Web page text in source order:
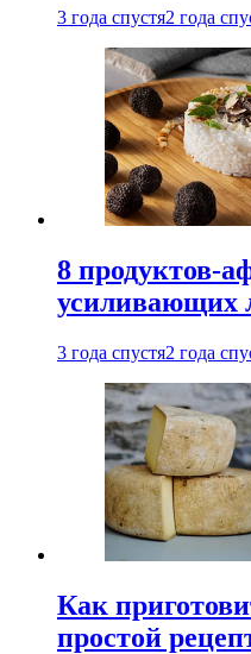
3 года спустя2 года
8 продуктов-
усиливающих
3 года спустя2 года
Как
простой